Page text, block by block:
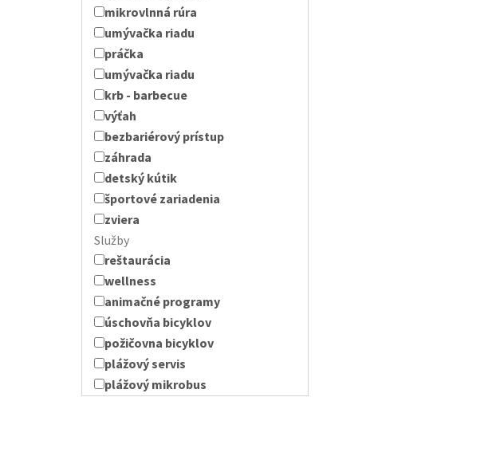
mikrovlnná rúra
umývačka riadu
práčka
umývačka riadu
krb - barbecue
výťah
bezbariérový prístup
záhrada
detský kútik
športové zariadenia
zviera
Služby
reštaurácia
wellness
animačné programy
úschovňa bicyklov
požičovna bicyklov
plážový servis
plážový mikrobus